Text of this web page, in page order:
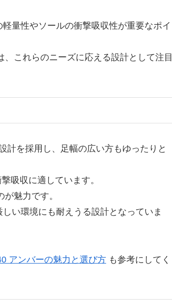
量性やソールの衝撃吸収性が重要なポイ
これらのニーズに応える設計として注目
計を採用し、足幅の広い方もゆったりと
吸収に適しています。
魅力です。
い環境にも耐えうる設計となっていま
アンバーの魅力と選び方 も参考にしてく